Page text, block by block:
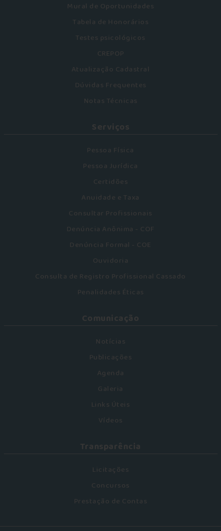
Mural de Oportunidades
Tabela de Honorários
Testes psicológicos
CREPOP
Atualização Cadastral
Dúvidas Frequentes
Notas Técnicas
Serviços
Pessoa Física
Pessoa Jurídica
Certidões
Anuidade e Taxa
Consultar Profissionais
Denúncia Anônima - COF
Denúncia Formal - COE
Ouvidoria
Consulta de Registro Profissional Cassado
Penalidades Éticas
Comunicação
Notícias
Publicações
Agenda
Galeria
Links Úteis
Vídeos
Transparência
Licitações
Concursos
Prestação de Contas